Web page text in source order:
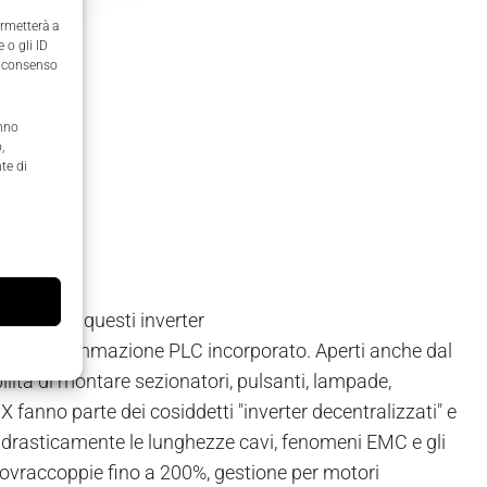
a
o gli ID
di
4X, questi inverter
programmazione PLC incorporato. Aperti anche dal
di montare sezionatori, pulsanti, lampade,
fanno parte dei cosiddetti "inverter decentralizzati" e
le lunghezze cavi, fenomeni EMC e gli
fino a 200%, gestione per motori